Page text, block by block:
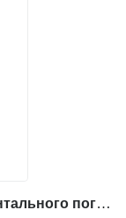
Запчасти CARRIER 7Y1482 для фронтального погрузчика Caterpillar 814B, 815B, 966D, 966F, 966F II, 970F, 980C, 980F, 980F II, D6H